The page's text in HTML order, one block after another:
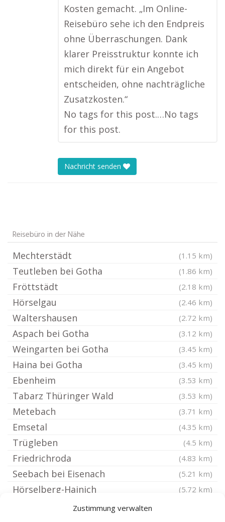
Zustimmung verwalten
Kosten gemacht. „Im Online-
Reisebüro sehe ich den Endpreis
ohne Überraschungen. Dank
klarer Preisstruktur konnte ich
mich direkt für ein Angebot
entscheiden, ohne nachträgliche
Zusatzkosten.“
No tags for this post.…No tags
for this post.
Nachricht senden
Reisebüro in der Nähe
Mechterstädt (1.15 km)
Teutleben bei Gotha (1.86 km)
Fröttstädt (2.18 km)
Hörselgau (2.46 km)
Waltershausen (2.72 km)
Aspach bei Gotha (3.12 km)
Weingarten bei Gotha (3.45 km)
Haina bei Gotha (3.45 km)
Ebenheim (3.53 km)
Tabarz Thüringer Wald (3.53 km)
Metebach (3.71 km)
Emsetal (4.35 km)
Trügleben (4.5 km)
Friedrichroda (4.83 km)
Seebach bei Eisenach (5.21 km)
Hörselberg-Hainich (5.72 km)
Friedrichswerth bei Gotha